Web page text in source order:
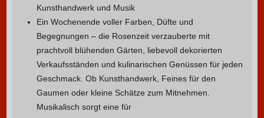
Kunsthandwerk und Musik
Ein Wochenende voller Farben, Düfte und
Begegnungen – die Rosenzeit verzauberte mit
prachtvoll blühenden Gärten, liebevoll dekorierten
Verkaufsständen und kulinarischen Genüssen für jeden
Geschmack. Ob Kunsthandwerk, Feines für den
Gaumen oder kleine Schätze zum Mitnehmen.
Musikalisch sorgt eine für